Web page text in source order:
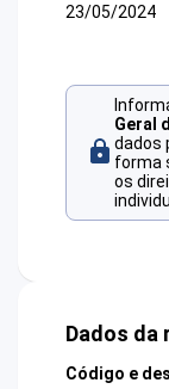
23/05/2024
Geral
dados
forma
os
Dados da
Código e